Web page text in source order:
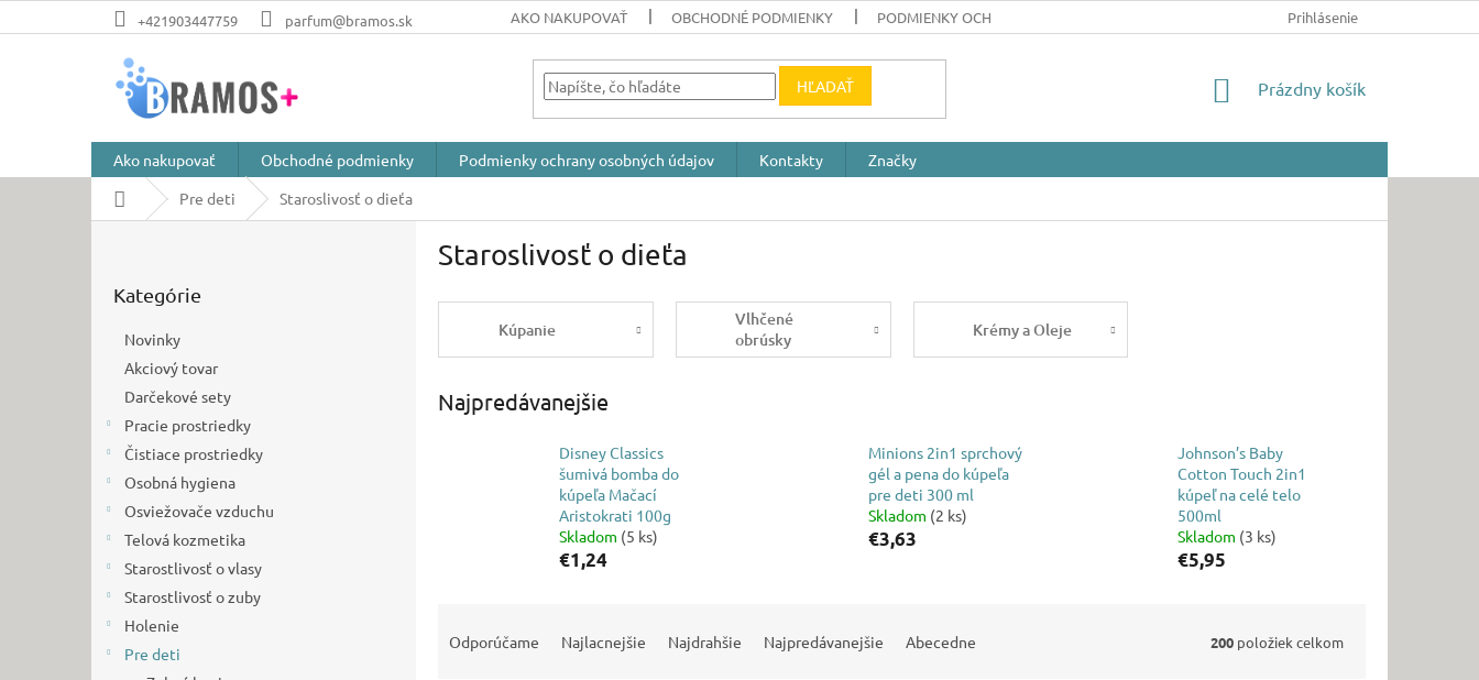
na
+421903447759 parfum@bramos.sk AKO NAKUPOVAŤ OBCHODNÉ PODMIENKY PODMIENKY OCHRANY OSOBNÝCH ÚDAJOV Prihlásenie
HĽADAŤ
NÁKUPNÝ
Prázdny košík
Ako nakupovať Obchodné podmienky Podmienky ochrany osobných údajov Kontakty
Značky
DomovPre deti Staroslivosť o dieťa
kategórie
Kategórie
Novinky
Akciový tovar
Darčekové sety
Pracie prostriedky
Čistiace prostriedky
Osobná hygiena
Osviežovače vzduchu
Telová kozmetika
Starostlivosť o vlasy
Starostlivosť o zuby
Holenie
Pre deti
Staroslivosť o dieťa
Kúpanie
Vlhčené
obrúsky
Krémy a Oleje
Najpredávanejšie
Disney Classics
šumivá bomba do
kúpeľa Mačací
Aristokrati 100g
Skladom (5 ks)
€1,24
Minions 2in1 sprchový
gél a pena do kúpeľa
pre deti 300 ml
Skladom (2 ks)
€3,63
Johnson’s Baby
Cotton Touch 2in1
kúpeľ na celé telo
500ml
Skladom (3 ks)
€5,95
Odporúčame Najlacnejšie Najdrahšie Najpredávanejšie Abecedne 200 položiek celkom